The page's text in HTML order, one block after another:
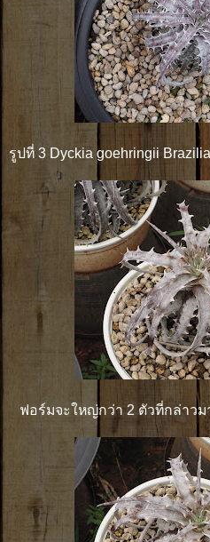
รูปที่ 3 Dyckia goehringii
ฟอร์มจะใหญ่กว่า 2 ตัวที่กล่าว